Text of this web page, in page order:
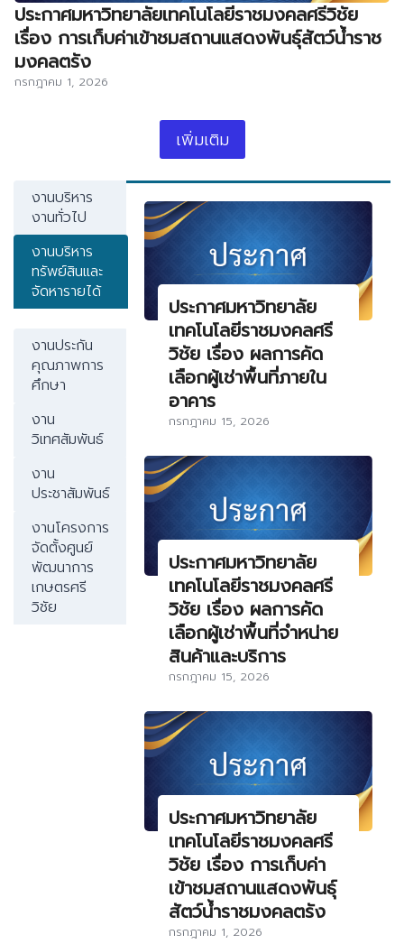
ประกาศมหาวิทยาลัยเทคโนโลยีราชมงคลศรีวิชัย
เรื่อง การเก็บค่าเข้าชมสถานแสดงพันธุ์สัตว์น้ำราช
มงคลตรัง
กรกฎาคม 1, 2026
เพิ่มเติม
งานบริหาร
งานทั่วไป
งานบริหาร
ทรัพย์สินและ
จัดหารายได้
งานประกัน
คุณภาพการ
ศึกษา
งาน
วิเทศสัมพันธ์
งาน
ประชาสัมพันธ์
งานโครงการ
จัดตั้งศูนย์
พัฒนาการ
เกษตรศรี
วิชัย
ประกาศมหาวิทยาลัย
เทคโนโลยีราชมงคลศรี
วิชัย เรื่อง ผลการคัด
เลือกผู้เช่าพื้นที่ภายใน
อาคาร
กรกฎาคม 15, 2026
ประกาศมหาวิทยาลัย
เทคโนโลยีราชมงคลศรี
วิชัย เรื่อง ผลการคัด
เลือกผู้เช่าพื้นที่จำหน่าย
สินค้าและบริการ
กรกฎาคม 15, 2026
ประกาศมหาวิทยาลัย
เทคโนโลยีราชมงคลศรี
วิชัย เรื่อง การเก็บค่า
เข้าชมสถานแสดงพันธุ์
สัตว์น้ำราชมงคลตรัง
กรกฎาคม 1, 2026